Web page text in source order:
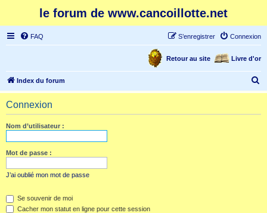
le forum de www.cancoillotte.net
FAQ Connexion
S’enregistrer
Livre d'or
Retour au site
Index du forum
e
Connexion
Nom d’utilisateur :
Mot de passe :
J’ai oublié mon mot de passe
Se souvenir de moi
Cacher mon statut en ligne pour cette session